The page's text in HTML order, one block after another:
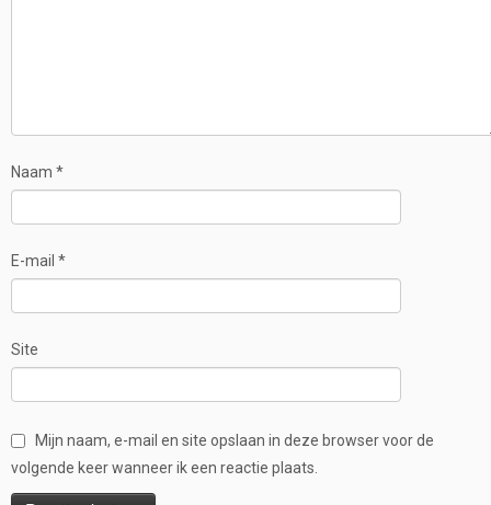
Naam *
E-mail *
Site
Mijn naam, e-mail en site opslaan in deze browser voor de
volgende keer wanneer ik een reactie plaats.